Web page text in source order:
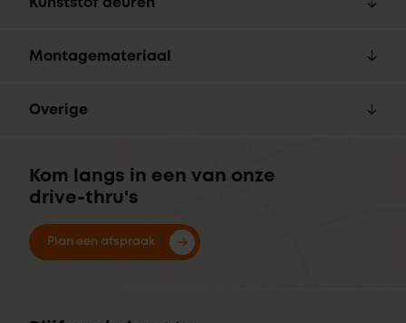
Kunststof deuren
Montagemateriaal
Overige
Kom langs in een van onze
drive-thru's
Plan een afspraak